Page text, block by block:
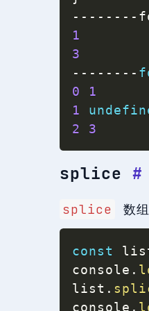
-- -- -- --
1
3
-- -- -- --
0
1
1
2
3
splice #
splice 数
const
console .
list .
console .